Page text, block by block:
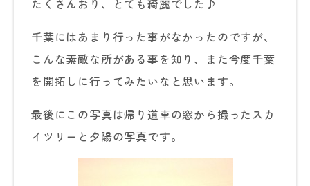
たくさんおり、とても綺麗でした♪
千葉にはあまり行った事がなかったのですが、
こんな素敵な所がある事を知り、また今度千葉
を開拓しに行ってみたいなと思います。
最後にこの写真は帰り道車の窓から撮ったスカ
イツリーと夕陽の写真です。